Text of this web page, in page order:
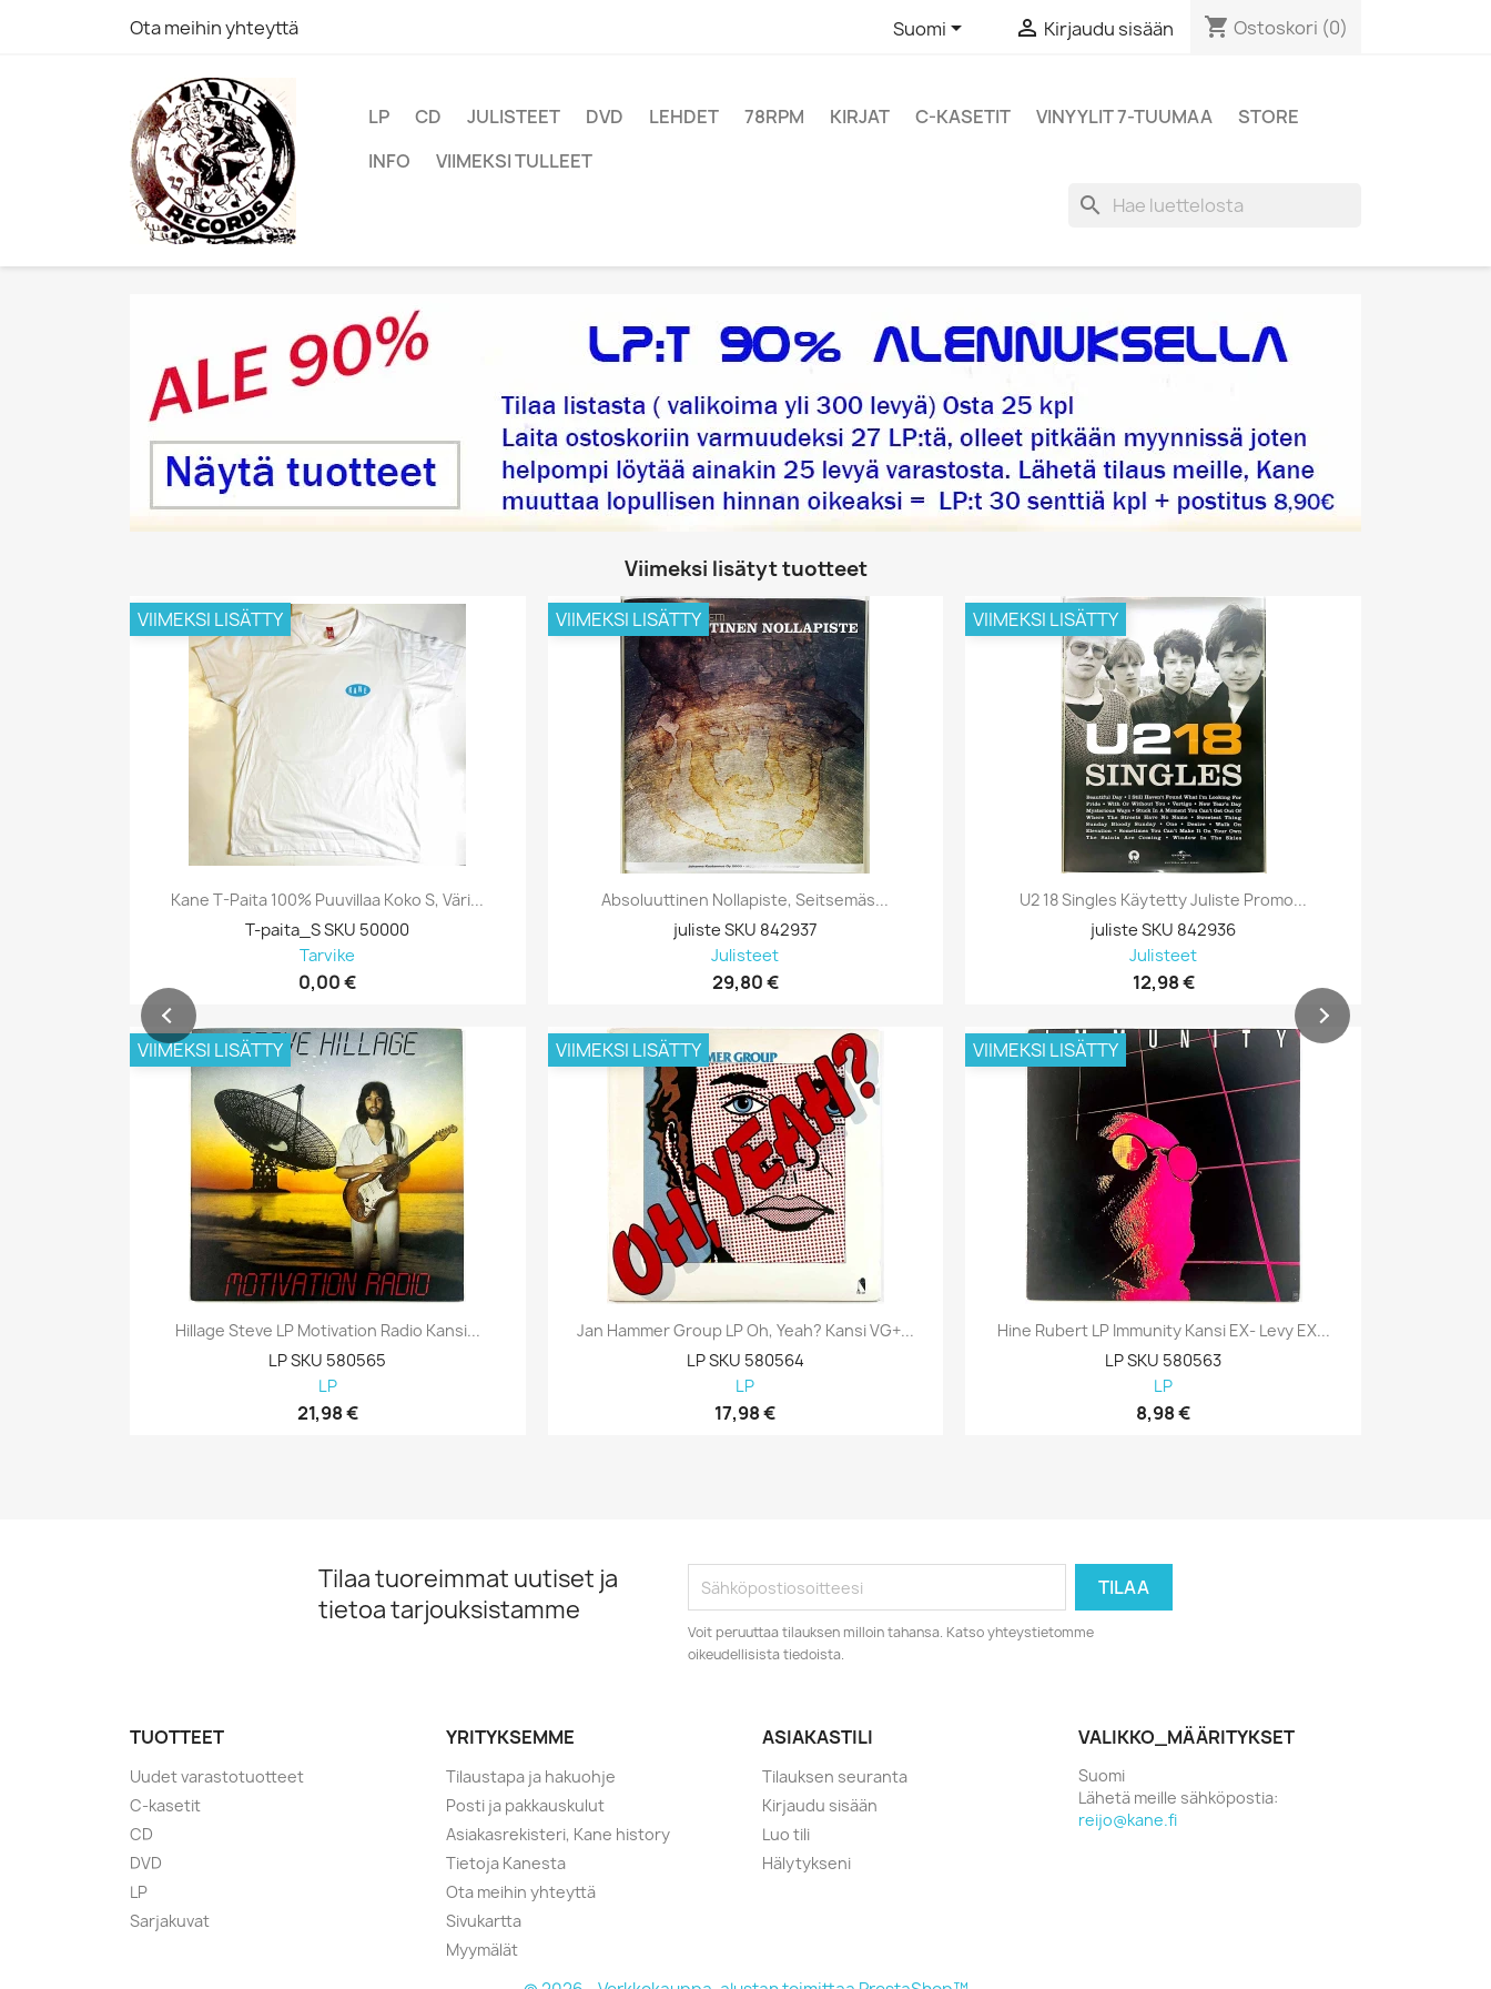
Ota meihin yhteyttä Suomi  Kirjaudu sisään shopping_cart Ostoskori (0)
LP CD JULISTEET DVD LEHDET 78RPM KIRJAT C-KASETIT VINYYLIT 7-TUUMAA
STORE
INFO
VIIMEKSI TULLEET
search
Viimeksi lisätyt tuotteet
Kane T-Paita 100% Puuvillaa Koko S, Väri...
T-paita_S SKU 50000
Tarvike
0,00 €
VIIMEKSI LISÄTTY
Hillage Steve LP Motivation Radio Kansi...
LP SKU 580565
LP
21,98 €
VIIMEKSI LISÄTTY
Absoluuttinen Nollapiste, Seitsemäs...
juliste SKU 842937
Julisteet
29,80 €
VIIMEKSI LISÄTTY
Jan Hammer Group LP Oh, Yeah? Kansi VG+...
LP SKU 580564
LP
17,98 €
VIIMEKSI LISÄTTY
U2 18 Singles Käytetty Juliste Promo...
juliste SKU 842936
Julisteet
12,98 €
VIIMEKSI LISÄTTY
Hine Rubert LP Immunity Kansi EX- Levy EX...
LP SKU 580563
LP
8,98 €
VIIMEKSI LISÄTTY
Tilaa tuoreimmat uutiset ja
tietoa tarjouksistamme
Voit peruuttaa tilauksen milloin tahansa. Katso yhteystietomme
oikeudellisista tiedoista.
TUOTTEET
Uudet varastotuotteet
C-kasetit
CD
DVD
LP
Sarjakuvat
YRITYKSEMME
Tilaustapa ja hakuohje
Posti ja pakkauskulut
Asiakasrekisteri, Kane history
Tietoja Kanesta
Ota meihin yhteyttä
Sivukartta
Myymälät
ASIAKASTILI
Tilauksen seuranta
Kirjaudu sisään
Luo tili
Hälytykseni
VALIKKO_MÄÄRITYKSET
Suomi
Lähetä meille sähköpostia:
reijo@kane.fi